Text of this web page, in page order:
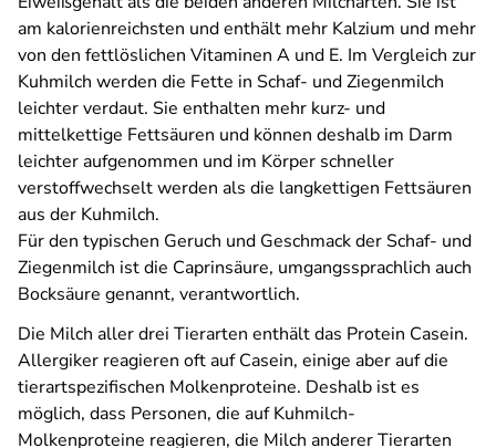
am kalorienreichsten und enthält mehr Kalzium und mehr
von den fettlöslichen Vitaminen A und E. Im Vergleich zur
Kuhmilch werden die Fette in Schaf- und Ziegenmilch
leichter verdaut. Sie enthalten mehr kurz- und
mittelkettige Fettsäuren und können deshalb im Darm
leichter aufgenommen und im Körper schneller
verstoffwechselt werden als die langkettigen Fettsäuren
aus der Kuhmilch.
Für den typischen Geruch und Geschmack der Schaf- und
Ziegenmilch ist die Caprinsäure, umgangssprachlich auch
Bocksäure genannt, verantwortlich.
Die Milch aller drei Tierarten enthält das Protein Casein.
Allergiker reagieren oft auf Casein, einige aber auf die
tierartspezifischen Molkenproteine. Deshalb ist es
möglich, dass Personen, die auf Kuhmilch-
Molkenproteine reagieren, die Milch anderer Tierarten